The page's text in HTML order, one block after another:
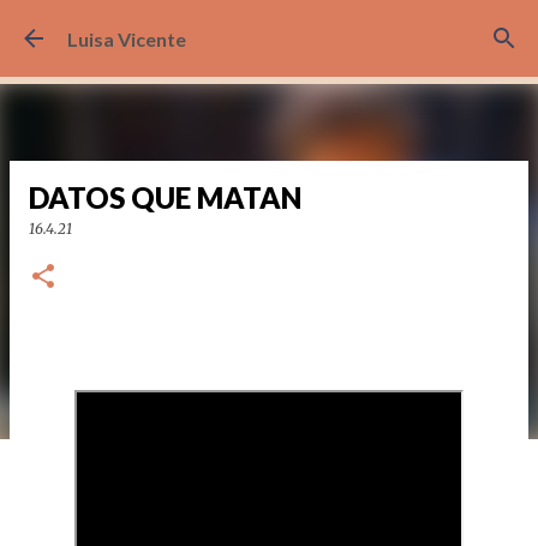
Luisa Vicente
DATOS QUE MATAN
16.4.21